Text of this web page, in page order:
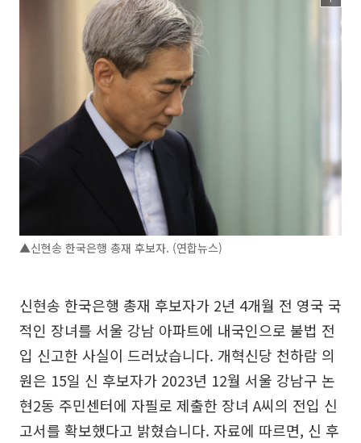
▲신현송 한국은행 총재 후보자. (연합뉴스)
신현송 한국은행 총재 후보자가 2년 4개월 전 영국 국
적인 장녀를 서울 강남 아파트에 내국인으로 불법 전
입 신고한 사실이 드러났습니다. 개혁신당 천하람 의
원은 15일 신 후보자가 2023년 12월 서울 강남구 논
현2동 주민센터에 자필로 제출한 장녀 A씨의 전입 신
고서를 확보했다고 밝혔습니다. 자료에 따르면, 신 후